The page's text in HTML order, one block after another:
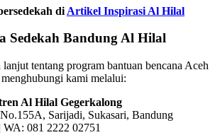
di Artikel Inspirasi Al Hilal
Sedekah Bandung Al Hilal
tentang program bantuan bencana Aceh
kami melalui:
Al Hilal Gegerkalong
Sarijadi, Sukasari, Bandung
081 2222 02751